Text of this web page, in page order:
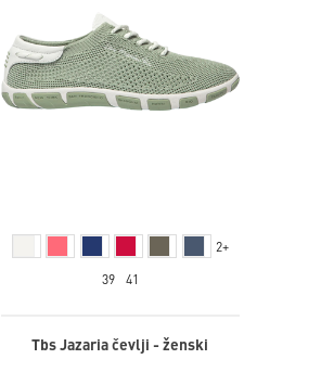
2+
39 41
Tbs Jazaria čevlji - ženski